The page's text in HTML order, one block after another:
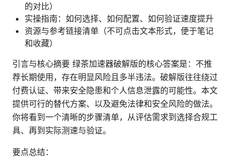
的对比）
实操指南：如何选择、如何配置、如何验证速度提升
资源与参考链接清单（不可点击文本形式，便于笔记
和收藏）
引言与核心摘要 绿茶加速器破解版的核心答案是：不推
荐长期使用，存在明显风险且多半违法。破解版往往绕过
付费认证、带来安全隐患和个人信息泄露的可能性。本文
提供可行的替代方案、以及避免法律和安全风险的做法。
你将看到一个清晰的步骤清单，从评估需求到选择合规工
具、再到实际测速与验证。
要点总结：